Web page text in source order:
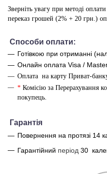
Зверніть увагу при методі
переказ грошей (2% + 20 грн.)
Способи оплати:
Готівкою при отриманні
Онлайн оплата Visa /
Оплата на карту Приват-
* Комісію за Перерахування
покупець.
Гарантія
Повернення на протязі 14
Гарантійний період 30